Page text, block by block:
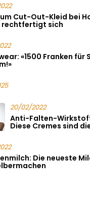
Cut-Out-Kleid bei
rechtfertigt sich
«1500 Franken für
20/02/2022
Anti-Falten-
Diese Cremes sind
Die neueste